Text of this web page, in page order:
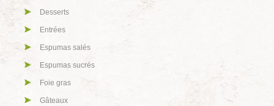
Desserts
Entrées
Espumas salés
Espumas sucrés
Foie gras
Gâteaux